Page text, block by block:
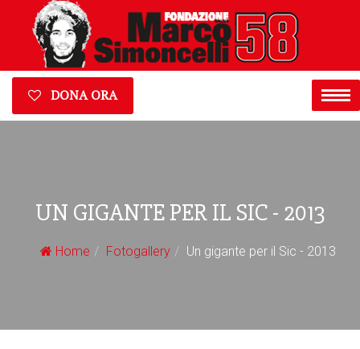
DONA ORA
UN GIGANTE PER IL SIC - 2013
Home Fotogallery Un gigante per il Sic - 2013